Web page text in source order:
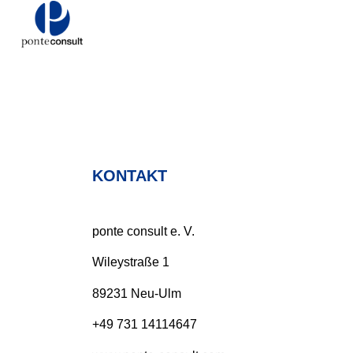
KONTAKT
ponte consult e. V.
Wileystraße 1
89231 Neu-Ulm
+49 731 14114647